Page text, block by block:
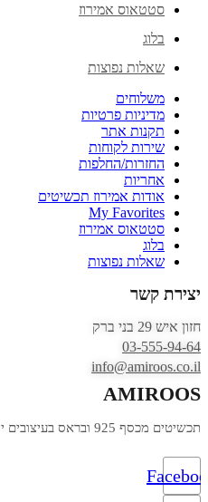
סטטאוס אמירוז
בלוג
שאלות נפוצות
משלוחים
מדיניות פרטיות
תקנות אתר
שירות לקוחות
החזרות/החלפות
אחריות
אודות אמירוז תכשיטים
My Favorites
סטטאוס אמירוז
בלוג
שאלות נפוצות
יצירת קשר
חזון איש 29 בני ברק
03-555-94-64
info@amiroos.co.il
AMIROOS
תכשיטים מכסף 925 ובראס בעיצובים ייחודיים, מעוצבים באהבה ובאיכות.